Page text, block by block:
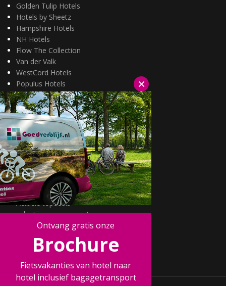
Golden Tulip Hotels
Hotels by Sheetz
Hampshire Hotels
NH Hotels
Flow The Collection
Van der Valk
WestCord Hotels
Populus Hotels
Wellness arrangementen
3=2 aanbiedingen
Fietsarrangementen
Kerstarrangementen
Halfpension arrangementen
Oud & nieuw arrangementen
Fietsen van hotel naar hotel
Wandelen van hotel naar hotel
Wildarrangementen
Actuele topdeals
valentijnsarrangement
Kerstmarkten
Fietsvakanties
Wandelvakanties
×
Ontvang gratis onze
Brochure
Fietsvakanties van hotel naar
hotel inclusief bagagetransport